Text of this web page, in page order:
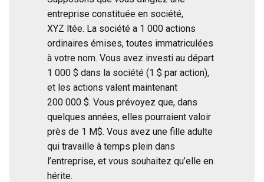
entreprise constituée en société,
XYZ ltée. La société a 1 000 actions
ordinaires émises, toutes immatriculées
à votre nom. Vous avez investi au départ
1 000 $ dans la société (1 $ par action),
et les actions valent maintenant
200 000 $. Vous prévoyez que, dans
quelques années, elles pourraient valoir
près de 1 M$. Vous avez une fille adulte
qui travaille à temps plein dans
l’entreprise, et vous souhaitez qu’elle en
hérite.